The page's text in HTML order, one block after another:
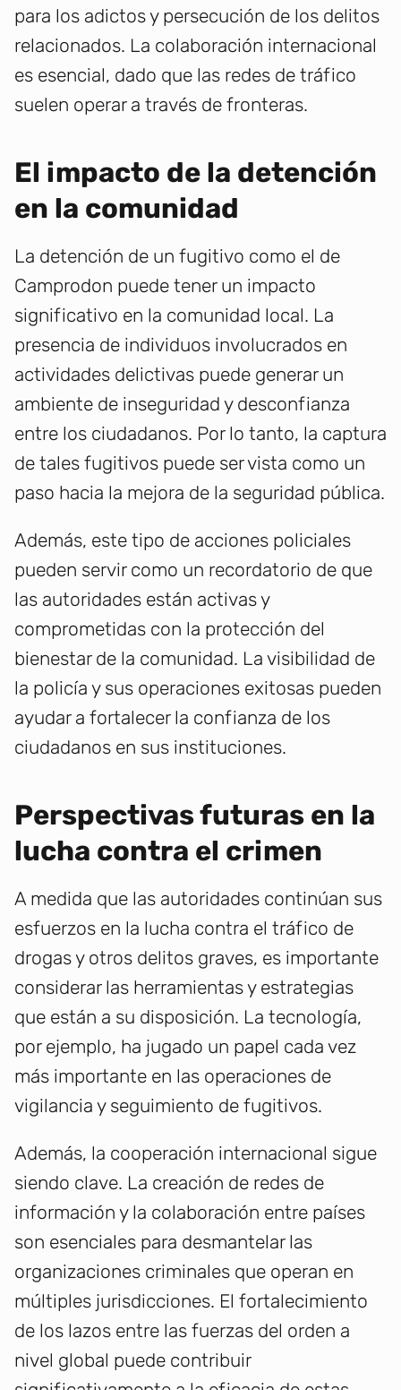
para los adictos y persecución de los delitos
relacionados. La colaboración internacional
es esencial, dado que las redes de tráfico
suelen operar a través de fronteras.
El impacto de la detención
en la comunidad
La detención de un fugitivo como el de
Camprodon puede tener un impacto
significativo en la comunidad local. La
presencia de individuos involucrados en
actividades delictivas puede generar un
ambiente de inseguridad y desconfianza
entre los ciudadanos. Por lo tanto, la captura
de tales fugitivos puede ser vista como un
paso hacia la mejora de la seguridad pública.
Además, este tipo de acciones policiales
pueden servir como un recordatorio de que
las autoridades están activas y
comprometidas con la protección del
bienestar de la comunidad. La visibilidad de
la policía y sus operaciones exitosas pueden
ayudar a fortalecer la confianza de los
ciudadanos en sus instituciones.
Perspectivas futuras en la
lucha contra el crimen
A medida que las autoridades continúan sus
esfuerzos en la lucha contra el tráfico de
drogas y otros delitos graves, es importante
considerar las herramientas y estrategias
que están a su disposición. La tecnología,
por ejemplo, ha jugado un papel cada vez
más importante en las operaciones de
vigilancia y seguimiento de fugitivos.
Además, la cooperación internacional sigue
siendo clave. La creación de redes de
información y la colaboración entre países
son esenciales para desmantelar las
organizaciones criminales que operan en
múltiples jurisdicciones. El fortalecimiento
de los lazos entre las fuerzas del orden a
nivel global puede contribuir